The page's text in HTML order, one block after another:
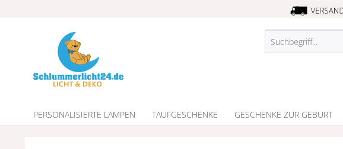
PERSONALISIERTE LAMPEN TAUFGESCHENKE GESCHENKE ZUR GEBURT